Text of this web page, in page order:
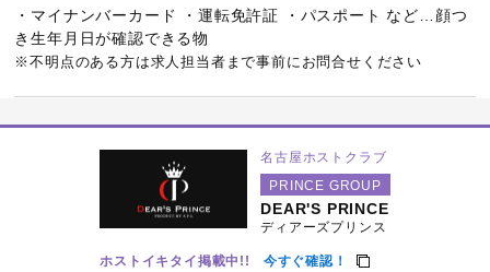
・マイナンバーカード ・運転免許証 ・パスポート など…顔つ
き生年月日が確認できる物
※不明点のある方は求人担当者まで事前にお問合せください
名古屋ホストクラブ
PRINCE GROUP
DEAR'S PRINCE
ディアーズプリンス
ホストイキタイ掲載中!! 今すぐ確認！